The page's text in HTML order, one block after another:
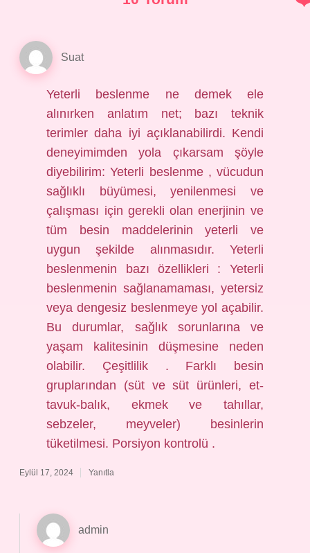
Suat
Yeterli beslenme ne demek ele
alınırken anlatım net; bazı teknik
terimler daha iyi açıklanabilirdi. Kendi
deneyimimden yola çıkarsam şöyle
diyebilirim: Yeterli beslenme , vücudun
sağlıklı büyümesi, yenilenmesi ve
çalışması için gerekli olan enerjinin ve
tüm besin maddelerinin yeterli ve
uygun şekilde alınmasıdır. Yeterli
beslenmenin bazı özellikleri : Yeterli
beslenmenin sağlanamaması, yetersiz
veya dengesiz beslenmeye yol açabilir.
Bu durumlar, sağlık sorunlarına ve
yaşam kalitesinin düşmesine neden
olabilir. Çeşitlilik . Farklı besin
gruplarından (süt ve süt ürünleri, et-
tavuk-balık, ekmek ve tahıllar,
sebzeler, meyveler) besinlerin
tüketilmesi. Porsiyon kontrolü .
Eylül 17, 2024 Yanıtla
admin